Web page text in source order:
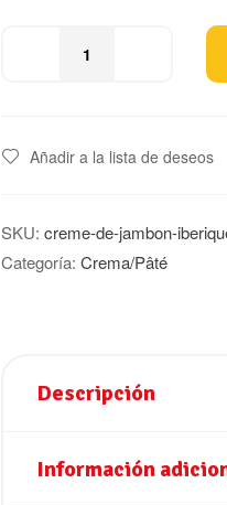
Añadir a la lista de deseos
SKU: creme-de-jambon-
Categoría: Crema/Pâté
Descripción
Información